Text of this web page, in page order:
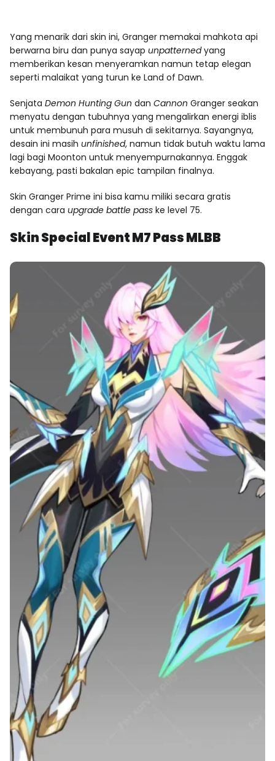
Yang menarik dari skin ini, Granger memakai mahkota api
berwarna biru dan punya sayap unpatternedyang
memberikan kesan menyeramkan namun tetap elegan
seperti malaikat yang turun ke Land of Dawn.
Senjata Demon Hunting Gun dan Cannon Granger seakan
menyatu dengan tubuhnya yang mengalirkan energi iblis
untuk membunuh para musuh di sekitarnya. Sayangnya,
desain ini masih unfinished, namun tidak butuh waktu lama
lagi bagi Moonton untuk menyempurnakannya. Enggak
kebayang, pasti bakalan epic tampilan finalnya.
Skin Granger Prime ini bisa kamu miliki secara gratis
dengan cara upgrade battle pass ke level 75.
Skin Special Event M7 Pass MLBB